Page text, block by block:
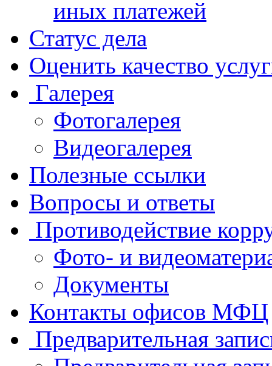
иных платежей
Статус дела
Оценить качество
Галерея
Фотогалерея
Видеогалерея
Полезные ссылки
Вопросы и ответы
Противодействие
Фото- и
Документы
Контакты офисов МФЦ
Предварительная